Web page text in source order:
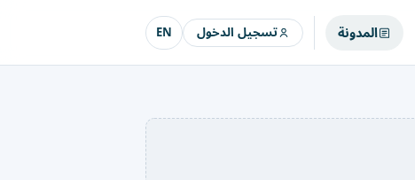
المدونة تسجيل الدخول EN